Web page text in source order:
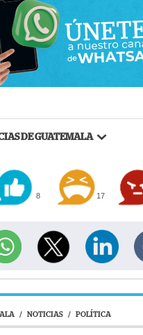
DE GUATEMALA
8 17
/ NOTICIAS / POLÍTICA